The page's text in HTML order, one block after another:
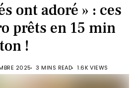
ont adoré » : ces
prêts en 15 min
!
2025 3 MINS READ 1.6K VIEWS